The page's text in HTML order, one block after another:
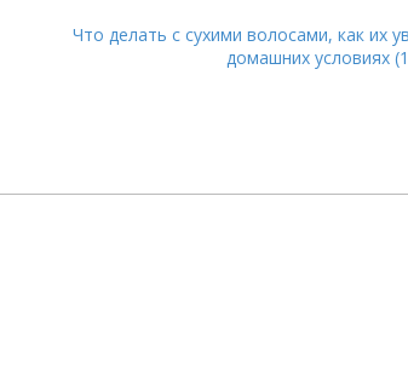
Что делать с сухими волосами, как их
домашних условиях